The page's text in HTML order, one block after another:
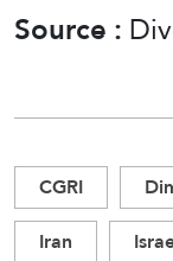
Source :
CGRI
Iran